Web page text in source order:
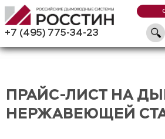
+7 (495) 775-34-23
ПРАЙС-ЛИСТ НА
НЕРЖАВЕЮЩЕЙ